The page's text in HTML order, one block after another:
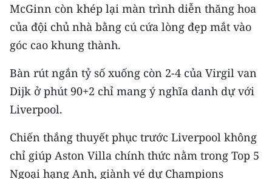
한국어
McGinn còn khép lại màn trình diễn thăng hoa
của đội chủ nhà bằng cú cứa lòng đẹp mắt vào
góc cao khung thành.
Bàn rút ngắn tỷ số xuống còn 2-4 của Virgil van
Dijk ở phút 90+2 chỉ mang ý nghĩa danh dự với
Liverpool.
Chiến thắng thuyết phục trước Liverpool không
chỉ giúp Aston Villa chính thức nằm trong Top 5
Ngoại hạng Anh, giành vé dự Champions